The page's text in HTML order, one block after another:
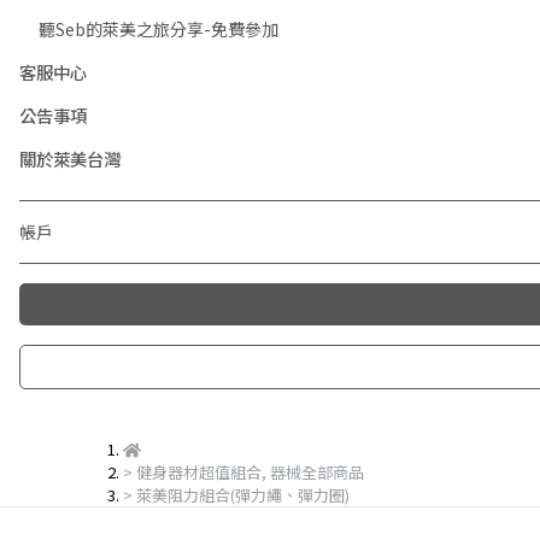
聽Seb的萊美之旅分享-免費參加
客服中心
公告事項
關於萊美台灣
帳戶
健身器材超值組合, 器械全部商品
萊美阻力組合(彈力繩、彈力圈)